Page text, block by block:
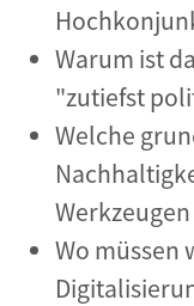
Warum ist
"zutiefst
Welche
Wo müssen